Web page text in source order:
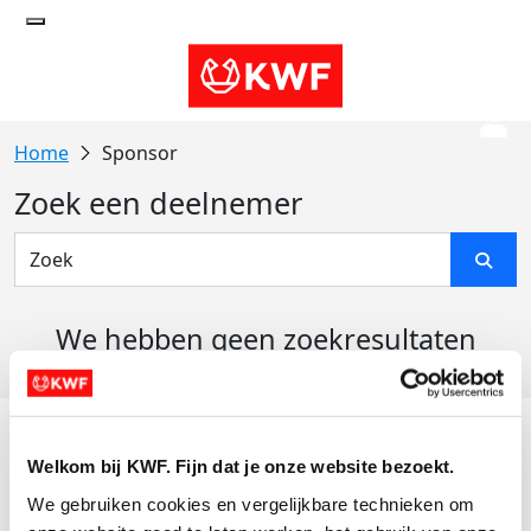
Welkom bij KWF. Fijn dat je onze website bezoekt.
We gebruiken cookies en vergelijkbare technieken om
Sponsor
Zoek een deelnemer
We hebben geen zoekresultaten
Actiematerialen
Evenementen